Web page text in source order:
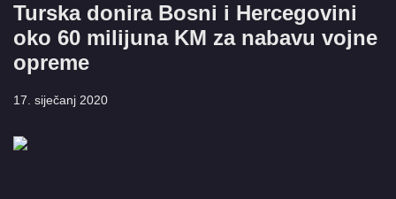
Turska donira Bosni i Hercegovini
oko 60 milijuna KM za nabavu vojne
opreme
17. siječanj 2020